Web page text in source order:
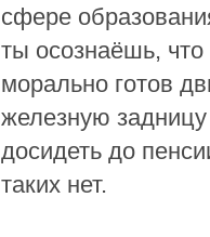
сфере
ты осознаёшь,
морально готов
железную задницу
досидеть до
таких нет.